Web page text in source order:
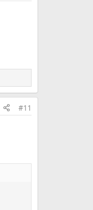
#11